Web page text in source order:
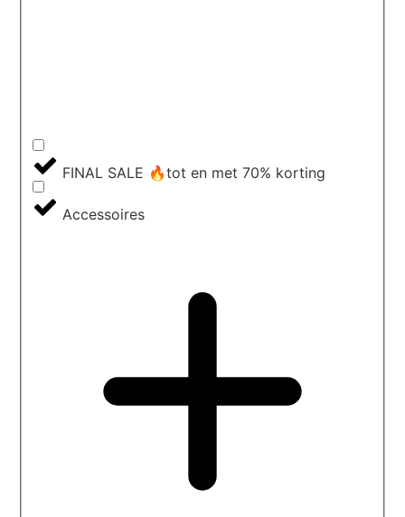
FINAL SALE 🔥tot en met 70% korting
Accessoires